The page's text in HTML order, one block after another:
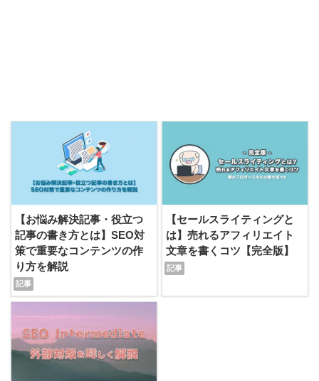
【お悩み解決記事・役立つ
記事の書き方とは】SEO対
策で重要なコンテンツの作
り方を解説
【セールスライティングと
は】売れるアフィリエイト
文章を書くコツ【完全版】